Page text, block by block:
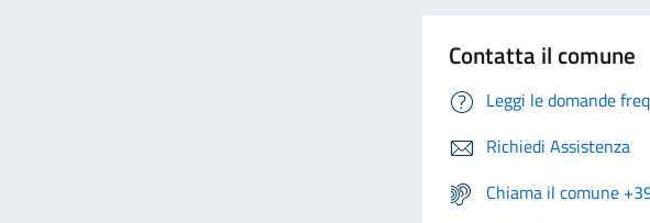
Contatta il comune
Leggi le domande
Richiedi Assistenza
Chiama il comune